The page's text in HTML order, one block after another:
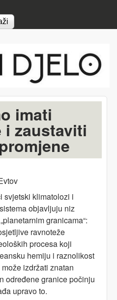
i djelo
imati
i zaustaviti
svjetski klimatolozi i
objavljuju niz
granicama“:
ravnoteže
procesa koji
hemiju i raznolikost
izdržati znatan
određene granice počinju
upravo to.